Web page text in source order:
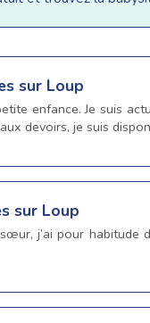
sur Loup
enfance. Je suis
devoirs, je suis
sur Loup
j’ai pour habitude